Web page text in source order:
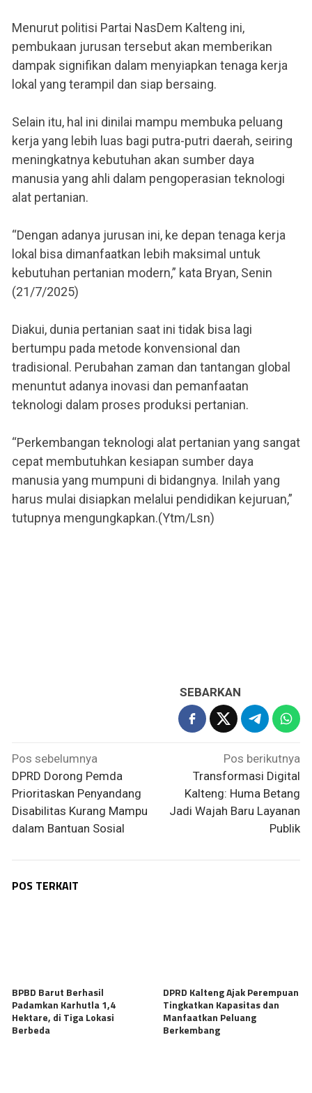
Menurut politisi Partai NasDem Kalteng ini,
pembukaan jurusan tersebut akan memberikan
dampak signifikan dalam menyiapkan tenaga kerja
lokal yang terampil dan siap bersaing.
Selain itu, hal ini dinilai mampu membuka peluang
kerja yang lebih luas bagi putra-putri daerah, seiring
meningkatnya kebutuhan akan sumber daya
manusia yang ahli dalam pengoperasian teknologi
alat pertanian.
“Dengan adanya jurusan ini, ke depan tenaga kerja
lokal bisa dimanfaatkan lebih maksimal untuk
kebutuhan pertanian modern,” kata Bryan, Senin
(21/7/2025)
Diakui, dunia pertanian saat ini tidak bisa lagi
bertumpu pada metode konvensional dan
tradisional. Perubahan zaman dan tantangan global
menuntut adanya inovasi dan pemanfaatan
teknologi dalam proses produksi pertanian.
“Perkembangan teknologi alat pertanian yang sangat
cepat membutuhkan kesiapan sumber daya
manusia yang mumpuni di bidangnya. Inilah yang
harus mulai disiapkan melalui pendidikan kejuruan,”
tutupnya mengungkapkan.(Ytm/Lsn)
SEBARKAN
Navigasi
pos
Pos sebelumnya
DPRD Dorong Pemda
Prioritaskan Penyandang
Disabilitas Kurang Mampu
dalam Bantuan Sosial
Pos berikutnya
Transformasi Digital
Kalteng: Huma Betang
Jadi Wajah Baru Layanan
Publik
POS TERKAIT
BPBD Barut Berhasil
Padamkan Karhutla 1,4
Hektare, di Tiga Lokasi
Berbeda
DPRD Kalteng Ajak Perempuan
Tingkatkan Kapasitas dan
Manfaatkan Peluang
Berkembang